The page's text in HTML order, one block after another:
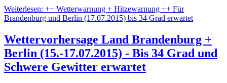
Weiterlesen: ++ Wetterwarnung + Hitzewarnung ++ Für
Brandenburg und Berlin (17.07.2015) bis 34 Grad erwartet
Wettervorhersage Land Brandenburg +
Berlin (15.-17.07.2015) - Bis 34 Grad und
Schwere Gewitter erwartet